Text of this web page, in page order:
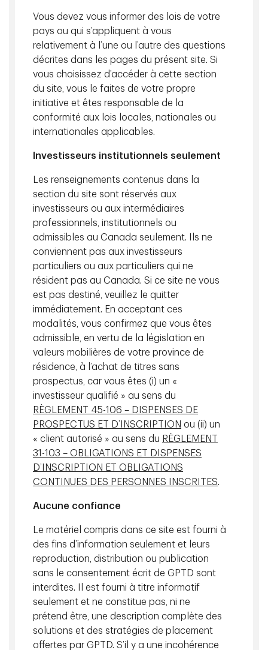
Connaissances en placement
Gérer le risque de change avec
souplesse
Découvrez comment la couverture dynamique du
change peut équilibrer risque et rendement.
Leadership éclairé 10 minutes
Connaissances en placement
juillet 27, 2026
Crédit canadien : occasion dans
Découvrez les occasions dans le crédit canadien
malgré des écarts serrés et une offre record.
Blogue 5 minutes
Vous devez vous informer des lois de votre
pays ou qui s’appliquent à vous
relativement à l’une ou l’autre des questions
décrites dans les pages du présent site. Si
vous choisissez d’accéder à cette section
du site, vous le faites de votre propre
initiative et êtes responsable de la
conformité aux lois locales, nationales ou
internationales applicables.
Investisseurs institutionnels seulement
Les renseignements contenus dans la
section du site sont réservés aux
investisseurs ou aux intermédiaires
professionnels, institutionnels ou
admissibles au Canada seulement. Ils ne
conviennent pas aux investisseurs
particuliers ou aux particuliers qui ne
résident pas au Canada. Si ce site ne vous
est pas destiné, veuillez le quitter
immédiatement. En acceptant ces
modalités, vous confirmez que vous êtes
admissible, en vertu de la législation en
valeurs mobilières de votre province de
résidence, à l’achat de titres sans
prospectus, car vous êtes (i) un «
investisseur qualifié » au sens du
RÈGLEMENT 45-106 – DISPENSES DE
PROSPECTUS ET D’INSCRIPTION ou (ii) un
« client autorisé » au sens du RÈGLEMENT
31-103 – OBLIGATIONS ET DISPENSES
D’INSCRIPTION ET OBLIGATIONS
CONTINUES DES PERSONNES INSCRITES.
Aucune confiance
Le matériel compris dans ce site est fourni à
des fins d’information seulement et leurs
reproduction, distribution ou publication
sans le consentement écrit de GPTD sont
interdites. Il est fourni à titre informatif
seulement et ne constitue pas, ni ne
prétend être, une description complète des
solutions et des stratégies de placement
offertes par GPTD. S’il y a une incohérence